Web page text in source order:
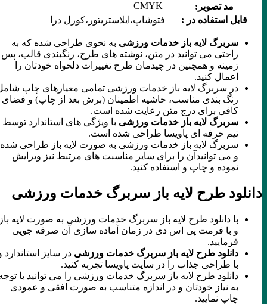
مد تصویر:
قابل استفاده در :
فتوشاپ،ایلاستریتور،کورل درا
سربرگ لایه باز خدمات ورزشی به نحوی طراحی شده که به
راحتی می توانید در متن، نوشته های طرح، رنگبندی قالب، پس
زمینه و همچنین در چیدمان طرح تغییرات دلخواه خودتان را
اعمال کنید.
در سربرگ لایه باز خدمات ورزشی تمامی معیارهای چاپ شامل
رنگ بندی مناسب، حاشیه اطمینان (برش بعد از چاپ) و فضای
کافی برای درج متن رعایت شده است.
سربرگ لایه باز خدمات ورزشی با ویژگی های استاندارد توسط
تیم حرفه ای پاویسا طراحی شده است.
سربرگ لایه باز خدمات ورزشی به صورت لایه باز طراحی شده
و می توانیدآن را برای سایر مناسبت های مرتبط نیز ویرایش
نموده و چاپ و استفاده کنید.
دانلود طرح لایه باز سربرگ خدمات ورزشی
با دانلود طرح لایه باز سربرگ خدمات ورزشی به صورت لایه باز
و با فرمت پی اس دی در زمان آماده سازی آن صرفه جویی
فرمایید.
دانلود طرح لایه باز سربرگ خدمات ورزشی در سایز استاندارد و
با طراحی جذاب را در سایت پاویسا تجربه کنید.
دانلود طرح لایه باز سربرگ خدمات ورزشی را می توانید با توجه
به نیاز خودتان و در اندازه متناسب به صورت افقی و عمودی
چاپ نمایید.